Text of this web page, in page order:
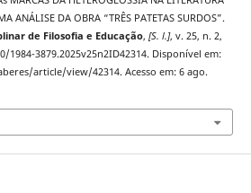
ANÁLISE DA OBRA “TRÊS PATETAS SURDOS”.
de Filosofia e Educação, [S. l.], v. 25, n. 2,
1984-3879.2025v25n2ID42314. Disponível em:
article/view/42314. Acesso em: 6 ago.